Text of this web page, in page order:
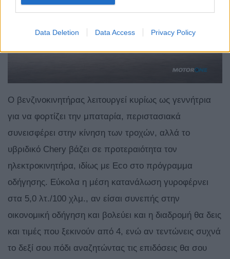
Data Deletion Data Access Privacy Policy
Ο βενζινοκινητήρας λειτουργεί κυρίως ως γεννήτρια
για να φορτίζει την μπαταρία, περιστασιακά
συνεισφέρει στην κίνηση των τροχών, αλλά το
υβριδικό Chery βάζει σε προτεραιότητα τον
ηλεκτροκινητήρα, ιδίως με Eco στο πρόγραμμα
οδήγησης. Εύκολα η μέση κατανάλωση γυροφέρνει
στα 5,0 λτ./100 χλμ., αν είσαι συνεπής στην
οικονομική οδήγηση και βολεύει και η διαδρομή θα δεις
και τιμές που ξεκινούν από 4, ενώ αν τεντώνεις συχνά
το δεξί σου πόδι αναζητώντας τις επιδόσεις θα σου